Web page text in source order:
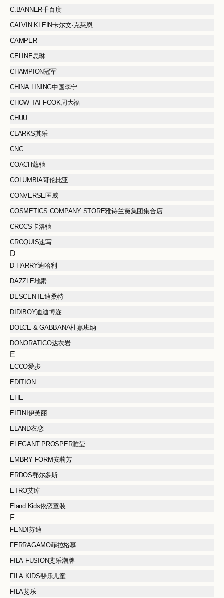
C.BANNER千百度
CALVIN KLEIN卡尔文·克莱恩
CAMPER
CELINE思琳
CHAMPION冠军
CHINA LINING中国李宁
CHOW TAI FOOK周大福
CHUU
CLARKS其乐
CNC
COACH蔻驰
COLUMBIA哥伦比亚
CONVERSE匡威
COSMETICS COMPANY STORE雅诗兰黛集团集合店
CROCS卡洛驰
CROQUIS速写
D
D-HARRY迪哈利
DAZZLE地素
DESCENTE迪桑特
DIDIBOY迪迪博迩
DOLCE & GABBANA杜嘉班纳
DONORATICO达衣岩
E
ECCO爱步
EDITION
EHE
EIFINI伊芙丽
ELAND衣恋
ELEGANT PROSPER雅莹
EMBRY FORM安莉芳
ERDOS鄂尔多斯
ETRO艾绰
Eland Kids依恋童装
F
FENDI芬迪
FERRAGAMO菲拉格慕
FILA FUSION斐乐潮牌
FILA KIDS斐乐儿童
FILA斐乐